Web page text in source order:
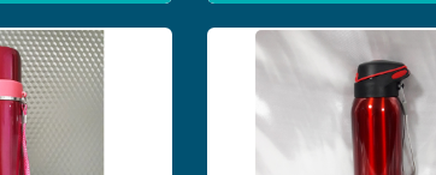
กระติก
ะบอกน้ำ
vacuum
กระติก
กระบอกน้ำ
flask vacuum